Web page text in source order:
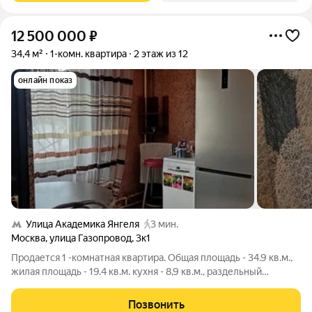
12 500 000 ₽
34,4 м² 1-комн. квартира 2 этаж из 12
онлайн показ
Улица Академика Янгеля
3 мин.
Москва,улица Газопровод,3к1
Продается 1 -комнатная квартира. Общая площадь - 34.9 кв.м.,
жилая площадь - 19.4 кв.м. кухня - 8,9 кв.м., раздельный
Чистый подъезд. Есть пандус для колясок. Просторный двор с
Позвонить